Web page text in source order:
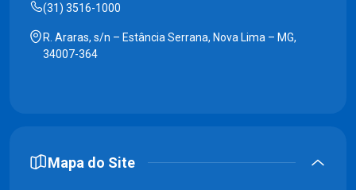
(31) 3516-1000
R. Araras, s/n – Estância Serrana, Nova Lima – MG,
34007-364
Mapa do Site